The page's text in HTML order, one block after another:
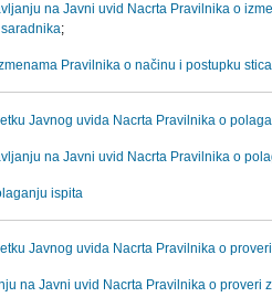
na Javni uvid Nacrta Pravilnika o
;
Pravilnika o načinu i postupku
Javnog uvida Nacrta Pravilnika o
na Javni uvid Nacrta Pravilnika o
ispita
Javnog uvida Nacrta Pravilnika o
na Javni uvid Nacrta Pravilnika o proveri